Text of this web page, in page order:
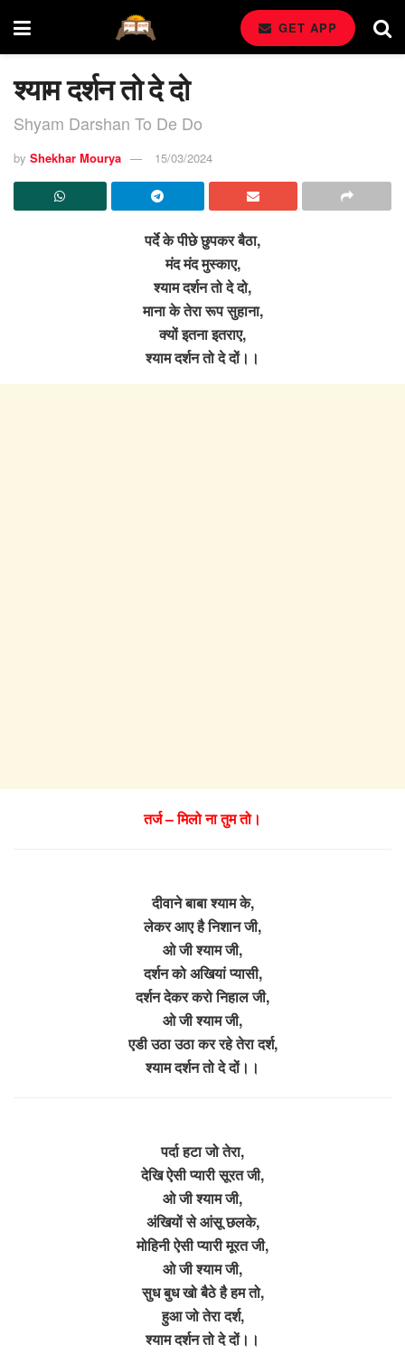
GET APP
श्याम दर्शन तो दे दो
Shyam Darshan To De Do
by Shekhar Mourya 15/03/2024
पर्दे के पीछे छुपकर बैठा,
मंद मंद मुस्काए,
श्याम दर्शन तो दे दो,
माना के तेरा रूप सुहाना,
क्यों इतना इतराए,
श्याम दर्शन तो दे दों।।
तर्ज – मिलो ना तुम तो।
दीवाने बाबा श्याम के,
लेकर आए है निशान जी,
ओ जी श्याम जी,
दर्शन को अखियां प्यासी,
दर्शन देकर करो निहाल जी,
ओ जी श्याम जी,
एडी उठा उठा कर रहे तेरा दर्श,
श्याम दर्शन तो दे दों।।
पर्दा हटा जो तेरा,
देखि ऐसी प्यारी सूरत जी,
ओ जी श्याम जी,
अंखियों से आंसू छलके,
मोहिनी ऐसी प्यारी मूरत जी,
ओ जी श्याम जी,
सुध बुध खो बैठे है हम तो,
हुआ जो तेरा दर्श,
श्याम दर्शन तो दे दों।।